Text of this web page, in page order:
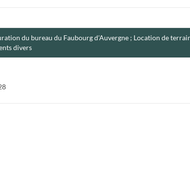
du bureau du Faubourg d'Auvergne ; Location de
divers